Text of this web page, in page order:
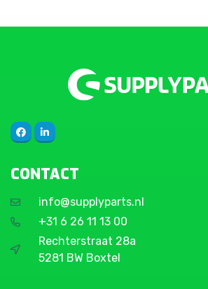
CONTACT
info@supplyparts.nl
+31 6 26 11 13 00
Rechterstraat 28a
5281 BW Boxtel